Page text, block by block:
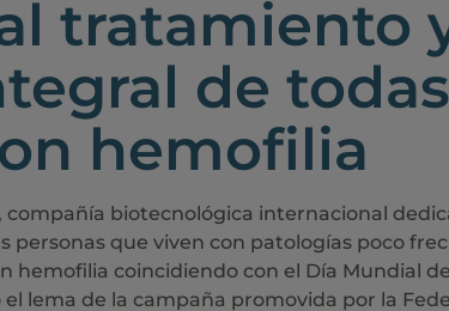
tratamiento
de
hemofilia
compañía biotecnológica internacional
personas que viven con patologías poco
hemofilia coincidiendo con el Día Mundial
el lema de la campaña promovida por la